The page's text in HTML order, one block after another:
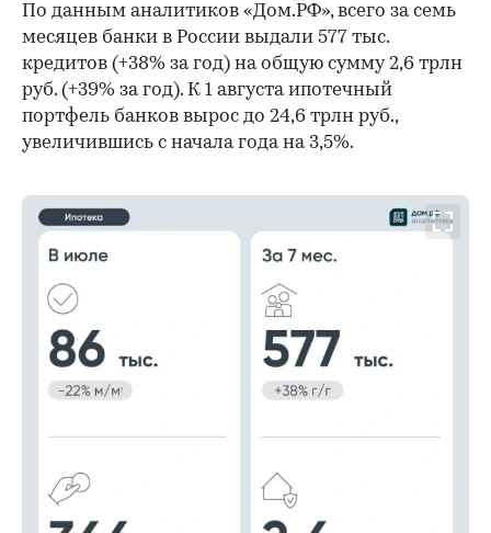
По данным аналитиков «Дом.РФ», всего за семь
месяцев банки в России выдали 577 тыс.
кредитов (+38% за год) на общую сумму 2,6 трлн
руб. (+39% за год). К 1 августа ипотечный
портфель банков вырос до 24,6 трлн руб.,
увеличившись с начала года на 3,5%.